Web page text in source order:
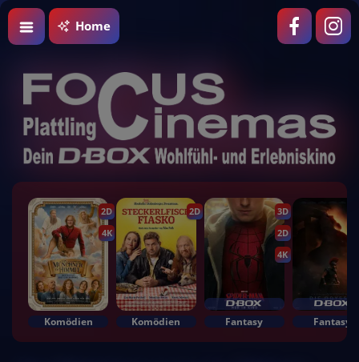
Home
2D
4K
Komödien
2D
Komödien
3D
2D
4K
Fantasy Fantasy